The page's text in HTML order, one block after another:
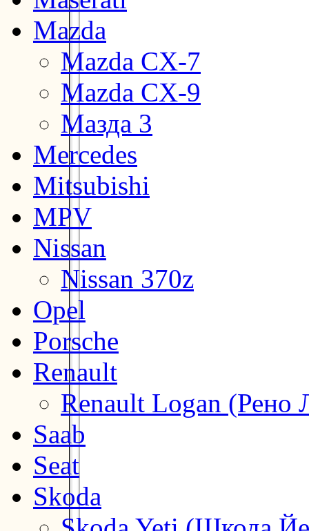
Mazda
Mazda CX-7
Mazda CX-9
Мазда 3
Mercedes
Mitsubishi
MPV
Nissan
Nissan 370z
Opel
Porsche
Renault
Renault Logan (Рено
Saab
Seat
Skoda